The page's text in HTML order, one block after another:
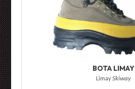
BOTA LIMAY
LimaySkiway